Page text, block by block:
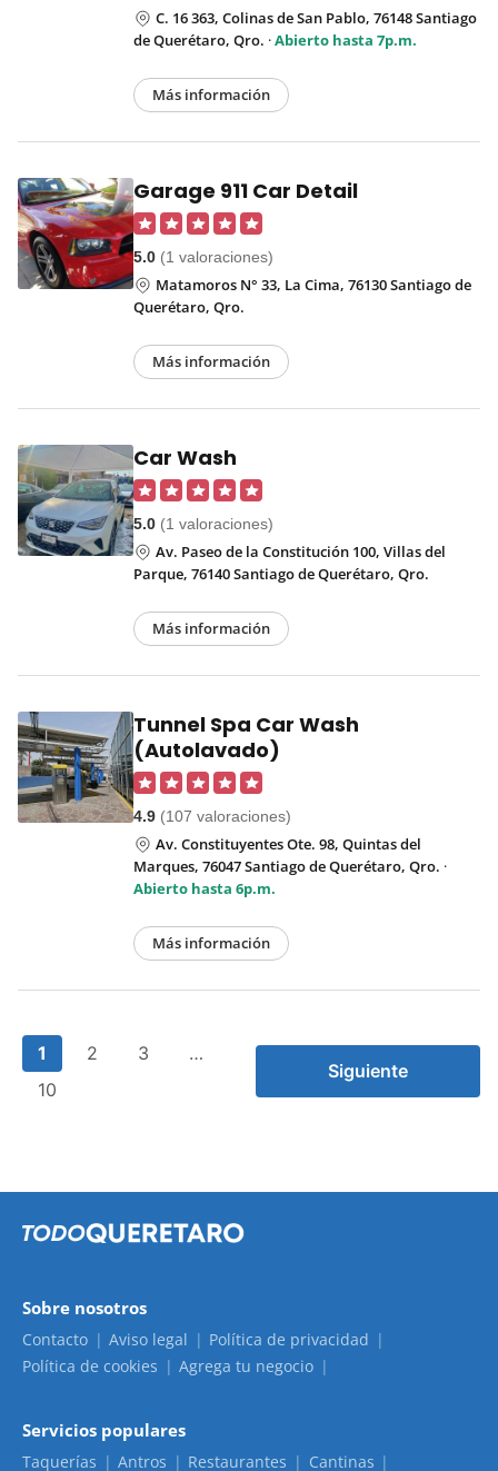
C. 16 363, Colinas de San Pablo, 76148 Santiago
de Querétaro, Qro. ·Abierto hasta 7p.m.
Más información
Garage 911 Car Detail
5.0 (1 valoraciones)
Matamoros N° 33, La Cima, 76130 Santiago de
Querétaro, Qro.
Más información
Car Wash
5.0 (1 valoraciones)
Av. Paseo de la Constitución 100, Villas del
Parque, 76140 Santiago de Querétaro, Qro.
Más información
Tunnel Spa Car Wash
(Autolavado)
4.9 (107 valoraciones)
Av. Constituyentes Ote. 98, Quintas del
Marques, 76047 Santiago de Querétaro, Qro. ·
Abierto hasta 6p.m.
Más información
1 2 3
…
10
Siguiente
Sobre nosotros
Contacto Aviso legal
Política de privacidad
Política de cookies
Agrega tu negocio
Servicios populares
Taquerías Antros Restaurantes Cantinas